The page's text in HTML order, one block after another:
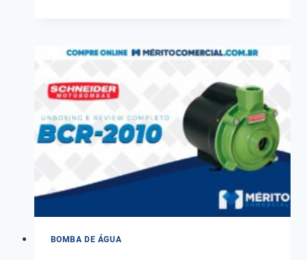
DE
ÁGUA
GÁS
BOMBA DE ÁGUA